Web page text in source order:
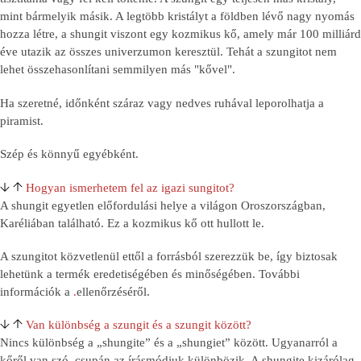
mint bármelyik másik. A legtöbb kristályt a földben lévő nagy nyomás
hozza létre, a shungit viszont egy kozmikus kő, amely már 100 milliárd
éve utazik az összes univerzumon keresztül. Tehát a szungitot nem
lehet összehasonlítani semmilyen más "kővel".
Ha szeretné, időnként száraz vagy nedves ruhával leporolhatja a
piramist.
Szép és könnyű egyébként.
Hogyan ismerhetem fel az igazi sungitot?
A shungit egyetlen előfordulási helye a világon Oroszországban,
Karéliában található. Ez a kozmikus kő ott hullott le.
A szungitot közvetlenül ettől a forrásból szerezzük be, így biztosak
lehetünk a termék eredetiségében és minőségében. További
információk a .ellenőrzéséről.
Van különbség a szungit és a szungit között?
Nincs különbség a „shungite” és a „shungiet” között. Ugyanarról a